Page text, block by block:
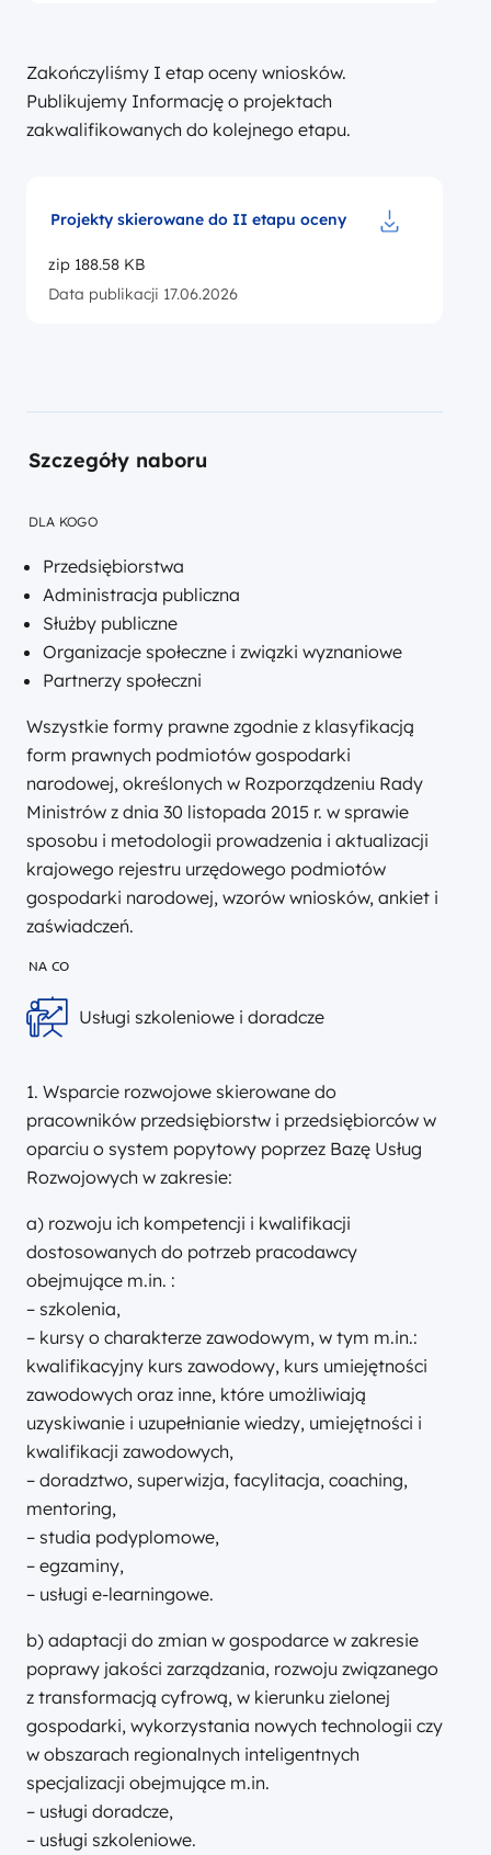
Zakończyliśmy I etap oceny wniosków.
Publikujemy Informację o projektach
zakwalifikowanych do kolejnego etapu.
Projekty skierowane do II etapu oceny
zip 188.58 KB
Data publikacji 17.06.2026
Szczegóły naboru
DLA KOGO
Przedsiębiorstwa
Administracja publiczna
Służby publiczne
Organizacje społeczne i związki wyznaniowe
Partnerzy społeczni
Wszystkie formy prawne zgodnie z klasyfikacją
form prawnych podmiotów gospodarki
narodowej, określonych w Rozporządzeniu Rady
Ministrów z dnia 30 listopada 2015 r. w sprawie
sposobu i metodologii prowadzenia i aktualizacji
krajowego rejestru urzędowego podmiotów
gospodarki narodowej, wzorów wniosków, ankiet i
zaświadczeń.
NA CO
Usługi szkoleniowe i doradcze
1. Wsparcie rozwojowe skierowane do
pracowników przedsiębiorstw i przedsiębiorców w
oparciu o system popytowy poprzez Bazę Usług
Rozwojowych w zakresie:
a) rozwoju ich kompetencji i kwalifikacji
dostosowanych do potrzeb pracodawcy
obejmujące m.in. :
– szkolenia,
– kursy o charakterze zawodowym, w tym m.in.:
kwalifikacyjny kurs zawodowy, kurs umiejętności
zawodowych oraz inne, które umożliwiają
uzyskiwanie i uzupełnianie wiedzy, umiejętności i
kwalifikacji zawodowych,
– doradztwo, superwizja, facylitacja, coaching,
mentoring,
– studia podyplomowe,
– egzaminy,
– usługi e-learningowe.
b) adaptacji do zmian w gospodarce w zakresie
poprawy jakości zarządzania, rozwoju związanego
z transformacją cyfrową, w kierunku zielonej
gospodarki, wykorzystania nowych technologii czy
w obszarach regionalnych inteligentnych
specjalizacji obejmujące m.in.
– usługi doradcze,
– usługi szkoleniowe.